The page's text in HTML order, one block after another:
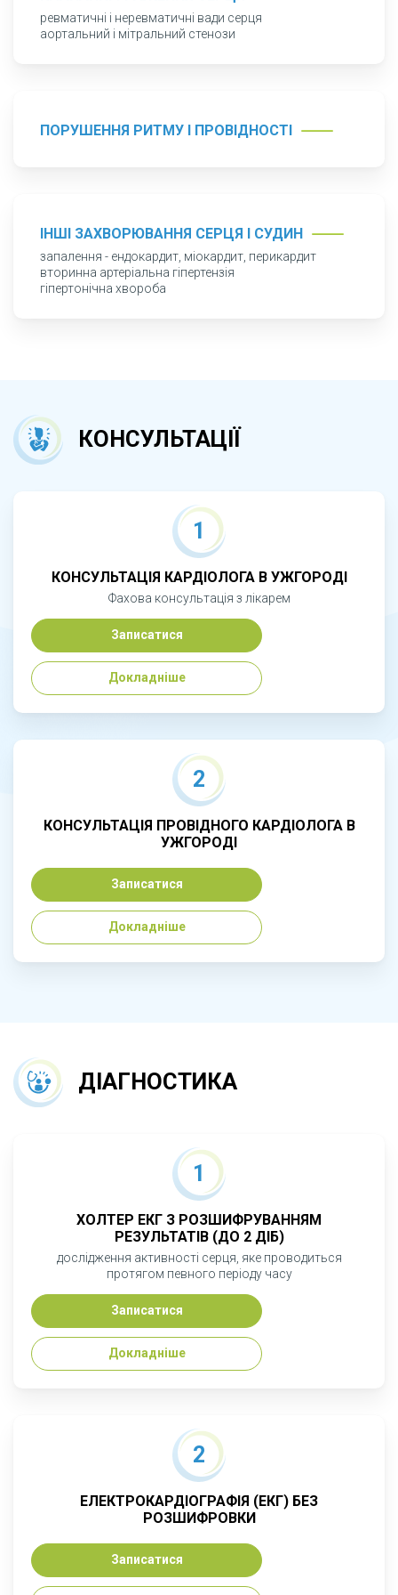
дозволяє вловити навіть незначні відхилення
у роботі серцево-судинної системи, за
Принцип роботи лікаря: пояснити ризики,
відновлення здоров'я.
ревматичні і неревматичні вади серця
аортальний і мітральний стенози
ПОРУШЕННЯ РИТМУ І ПРОВІДНОСТІ
ІНШІ ЗАХВОРЮВАННЯ СЕРЦЯ І СУДИН
запалення - ендокардит, міокардит, перикардит
вторинна артеріальна гіпертензія
гіпертонічна хвороба
КОНСУЛЬТАЦІЇ
1
КОНСУЛЬТАЦІЯ КАРДІОЛОГА В УЖГОРОДІ
Фахова консультація з лікарем
Записатися
Докладніше
2
КОНСУЛЬТАЦІЯ ПРОВІДНОГО КАРДІОЛОГА В
УЖГОРОДІ
Записатися
Докладніше
ДІАГНОСТИКА
1
ХОЛТЕР ЕКГ З РОЗШИФРУВАННЯМ
РЕЗУЛЬТАТІВ (ДО 2 ДІБ)
дослідження активності серця, яке проводиться
протягом певного періоду часу
Записатися
Докладніше
2
ЕЛЕКТРОКАРДІОГРАФІЯ (ЕКГ) БЕЗ
РОЗШИФРОВКИ
Записатися